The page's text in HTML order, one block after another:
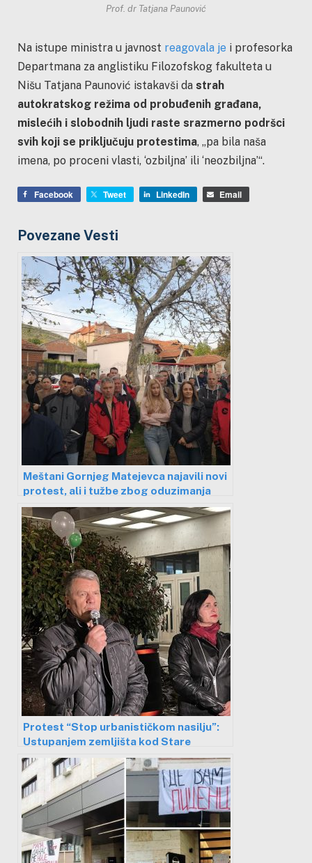
Prof. dr Tatjana Paunović
Na istupe ministra u javnost reagovala je i profesorka
Departmana za anglistiku Filozofskog fakulteta u
Nišu Tatjana Paunović istakavši da strah
autokratskog režima od probuđenih građana,
mislećih i slobodnih ljudi raste srazmerno podršci
svih koji se priključuju protestima, „pa bila naša
imena, po proceni vlasti, ‘ozbiljna’ ili ‘neozbiljna’“.
Facebook Tweet LinkedIn Email
Povezane Vesti
Meštani Gornjeg Matejevca najavili novi
protest, ali i tužbe zbog oduzimanja
prava na korišćenje pašnjaka
Protest “Stop urbanističkom nasilju”:
Ustupanjem zemljišta kod Stare
ciglane, omogućeno investitorima da
zarade 70 miliona evra na štetu Nišlija